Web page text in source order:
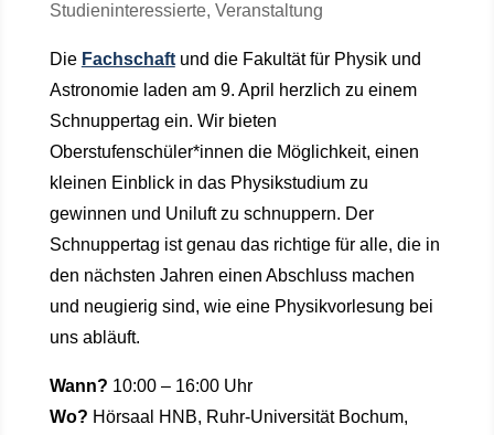
Studieninteressierte, Veranstaltung
Die Fachschaftund die Fakultät für Physik und
Astronomie laden am 9. April herzlich zu einem
Schnuppertag ein. Wir bieten
Oberstufenschüler*innen die Möglichkeit, einen
kleinen Einblick in das Physikstudium zu
gewinnen und Uniluft zu schnuppern. Der
Schnuppertag ist genau das richtige für alle, die in
den nächsten Jahren einen Abschluss machen
und neugierig sind, wie eine Physikvorlesung bei
uns abläuft.
Wann? 10:00 – 16:00 Uhr
Wo? Hörsaal HNB, Ruhr-Universität Bochum,